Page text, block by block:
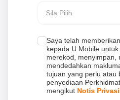
Sila Pilih
Saya telah
kepada U Mobile untuk
merekod, menyimpan,
mendedahkan
tujuan yang perlu atau
penyediaan
mengikut Notis Privasi